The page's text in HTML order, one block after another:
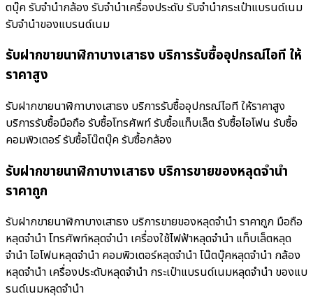
ตบุ๊ค รับจำนำกล้อง รับจำนำเครื่องประดับ รับจำนำกระเป๋าแบรนด์เนม
รับจำนำของแบรนด์เนม
รับฝากขายนาฬิกาบางเสาธง บริการรับซื้ออุปกรณ์ไอที ให้
ราคาสูง
รับฝากขายนาฬิกาบางเสาธง บริการรับซื้ออุปกรณ์ไอที ให้ราคาสูง
บริการรับซื้อมือถือ รับซื้อโทรศัพท์ รับซื้อแท็บเล็ต รับซื้อไอโฟน รับซื้อ
คอมพิวเตอร์ รับซื้อโน๊ตบุ๊ค รับซื้อกล้อง
รับฝากขายนาฬิกาบางเสาธง บริการขายของหลุดจำนำ
ราคาถูก
รับฝากขายนาฬิกาบางเสาธง บริการขายของหลุดจำนำ ราคาถูก มือถือ
หลุดจำนำ โทรศัพท์หลุดจำนำ เครื่องใช้ไฟฟ้าหลุดจำนำ แท็บเล็ตหลุด
จำนำ ไอโฟนหลุดจำนำ คอมพิวเตอร์หลุดจำนำ โน๊ตบุ๊คหลุดจำนำ กล้อง
หลุดจำนำ เครื่องประดับหลุดจำนำ กระเป๋าแบรนด์เนมหลุดจำนำ ของแบ
รนด์เนมหลุดจำนำ